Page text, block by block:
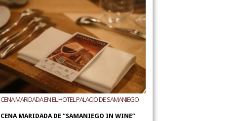
CENA MARIDADA EN EL HOTEL PALACIO DE SAMANIEGO
CENA MARIDADA DE “SAMANIEGO IN WINE”